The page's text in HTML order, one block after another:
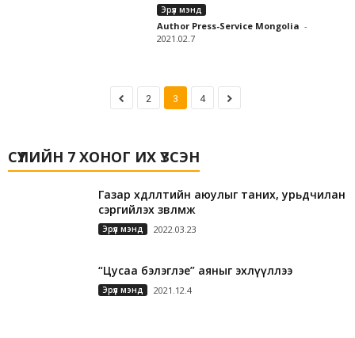
Эрүүл мэнд
Author Press-Service Mongolia -
2021.02.7
2 3 4
СҮҮЛИЙН 7 ХОНОГ ИХ ҮЗСЭН
Газар хөдлөлтийн аюулыг таних, урьдчилан
сэргийлэх зөвлөмж
Эрүүл мэнд 2022.03.23
“Цусаа бэлэглэе” аяныг эхлүүллээ
Эрүүл мэнд 2021.12.4